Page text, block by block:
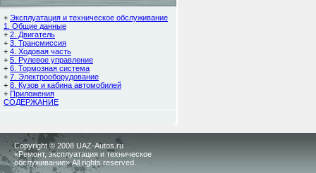
+ Эксплуатация и техническое обслуживание
1. Общие данные
+ 2. Двигатель
+ 3. Трансмиссия
+ 4. Ходовая часть
+ 5. Рулевое управление
+ 6. Тормозная система
+ 7. Электрооборудование
+ 8. Кузов и кабина автомобилей
+ Приложения
СОДЕРЖАНИЕ
Copyright © 2008 UAZ-Autos.ru
«Ремонт, эксплуатация и техническое
обслуживание» All rights reserved.